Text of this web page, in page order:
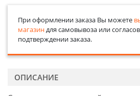
При оформлении заказа Вы можете
магазиндля самовывоза или
подтверждении заказа.
ОПИСАНИЕ